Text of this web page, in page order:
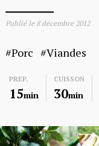
Publié le 8 décembre 2012
Porc Viandes
PREP.
15min
CUISSON
30min